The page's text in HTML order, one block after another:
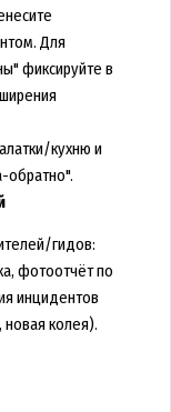
Для
фиксируйте в
кухню и
обратно".
гидов:
фотоотчёт по
инцидентов
колея).